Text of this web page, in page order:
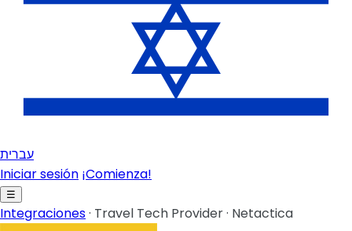
עברית
Iniciar sesión ¡Comienza!
☰
Integraciones· Travel Tech Provider· Netactica